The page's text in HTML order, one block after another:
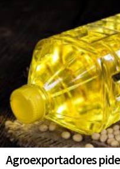
Agroexportadores